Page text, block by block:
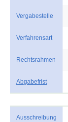
Vergabestelle
Verfahrensart
Rechtsrahmen
Abgabefrist
Ausschreibung